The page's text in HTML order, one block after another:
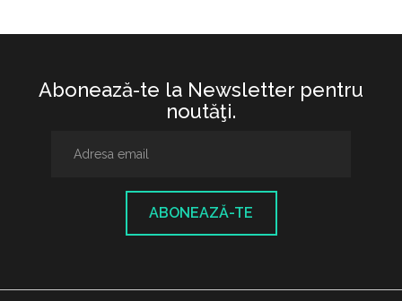
Abonează-te la Newsletter pentru
noutăţi.
ABONEAZĂ-TE